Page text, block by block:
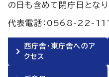
の日も含めて閉庁日とな
代表電話：0568-22-
西庁舎・東庁舎へのア
クセス